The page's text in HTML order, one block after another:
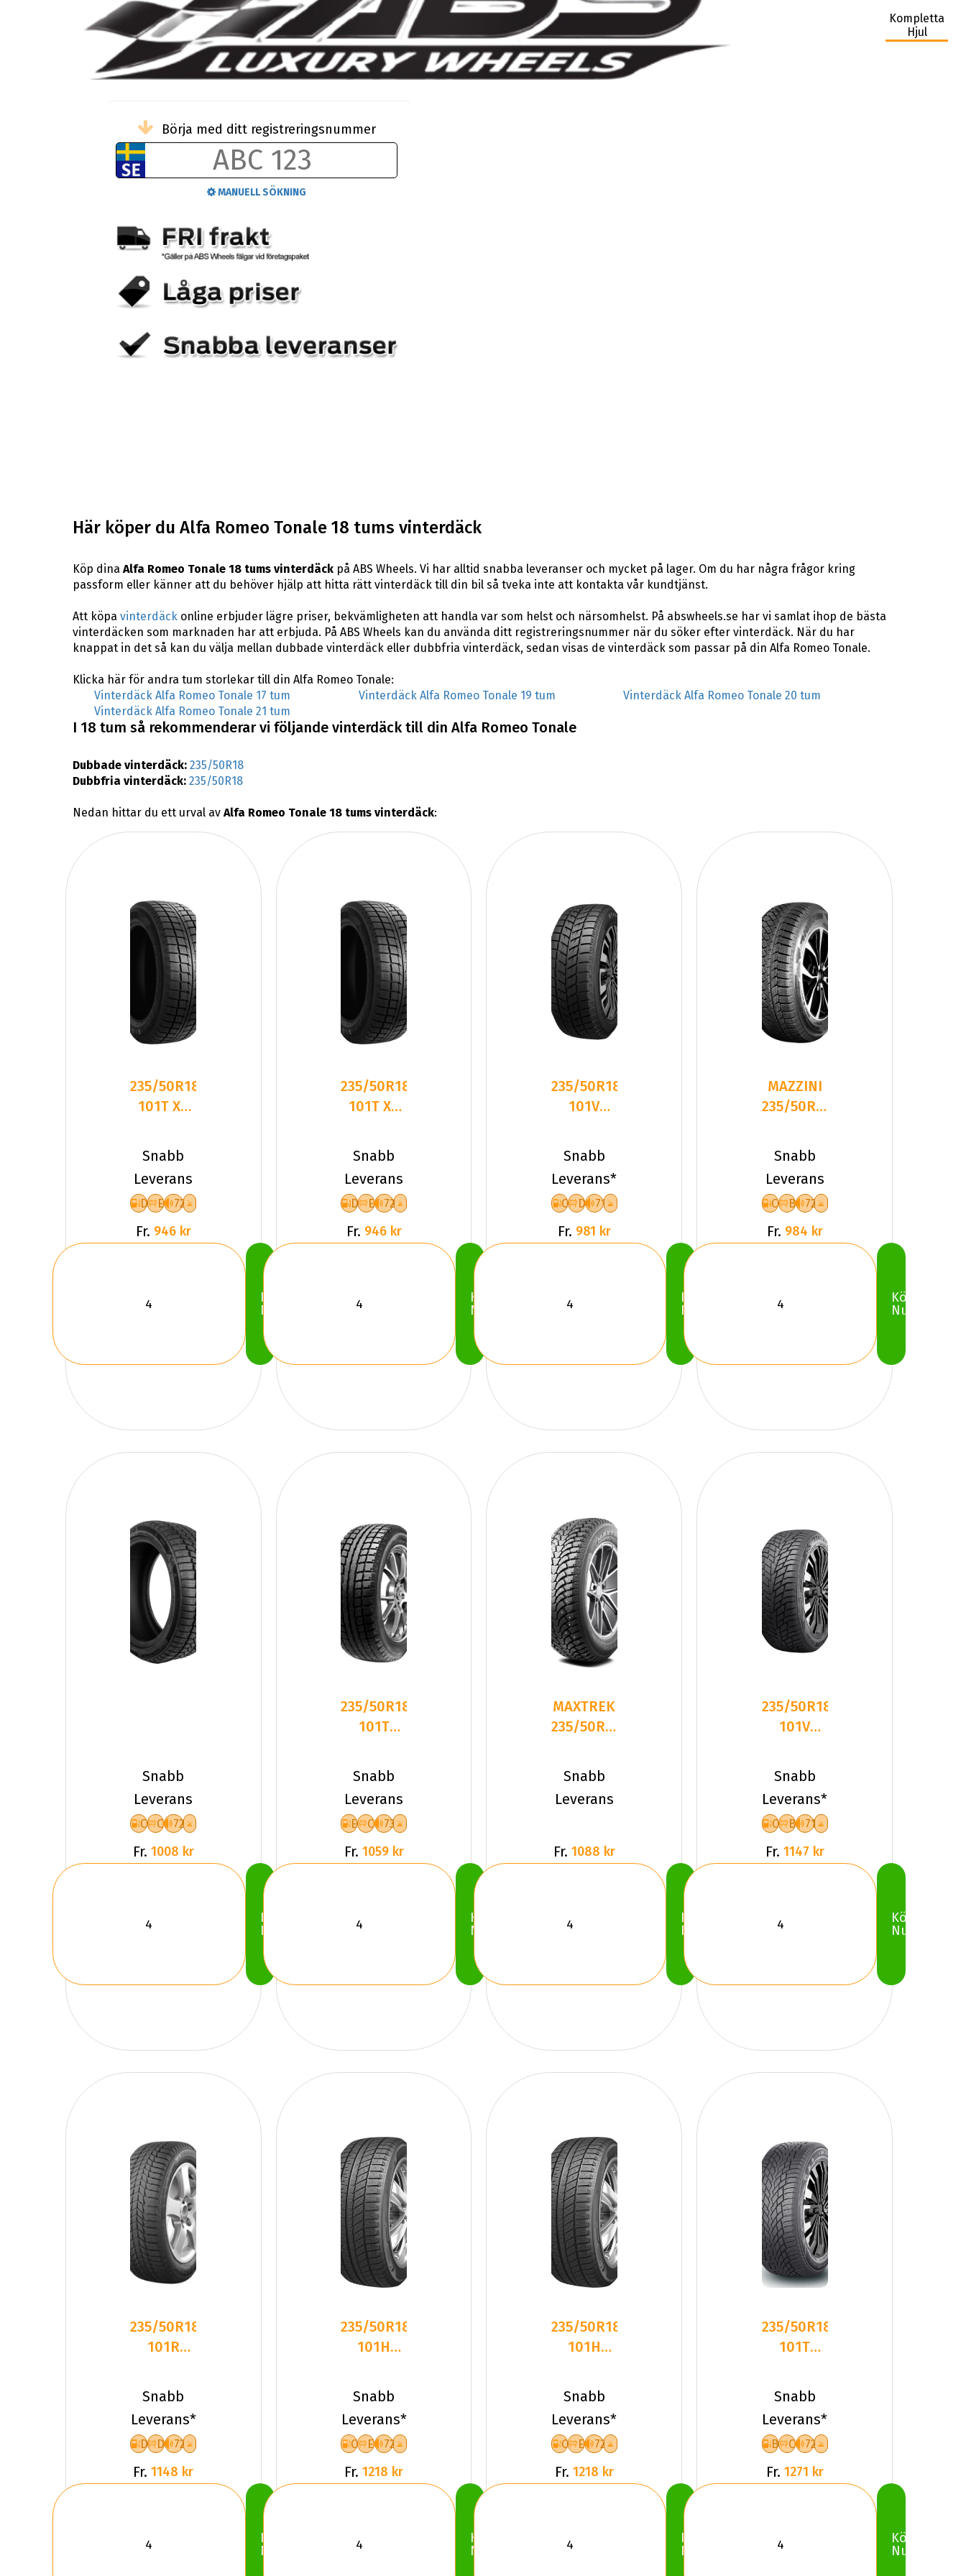
Kompletta
Hjul
Börja med ditt registreringsnummer
MANUELL SÖKNING
Här köper du Alfa Romeo Tonale 18 tums vinterdäck
Köp dina Alfa Romeo Tonale 18 tums vinterdäckpå ABS Wheels. Vi har alltid snabba leveranser och mycket på lager. Om du har några frågor kring
passform eller känner att du behöver hjälp att hitta rätt vinterdäck till din bil så tveka inte att kontakta vår kundtjänst.
Att köpa vinterdäckonline erbjuder lägre priser, bekvämligheten att handla var som helst och närsomhelst. På abswheels.se har vi samlat ihop de bästa
vinterdäcken som marknaden har att erbjuda. På ABS Wheels kan du använda ditt registreringsnummer när du söker efter vinterdäck. När du har
knappat in det så kan du välja mellan dubbade vinterdäck eller dubbfria vinterdäck, sedan visas de vinterdäck som passar på din Alfa Romeo Tonale.
Klicka här för andra tum storlekar till din Alfa Romeo Tonale:
Vinterdäck Alfa Romeo Tonale 17 tum
Vinterdäck Alfa Romeo Tonale 19 tum
Vinterdäck Alfa Romeo Tonale 20 tum
Vinterdäck Alfa Romeo Tonale 21 tum
I 18 tum så rekommenderar vi följande vinterdäck till din Alfa Romeo Tonale
Dubbade vinterdäck: 235/50R18
Dubbfria vinterdäck: 235/50R18
Nedan hittar du ett urval av Alfa Romeo Tonale 18 tums vinterdäck:
235/50R18
101T XL
GOODRIDE
SW618
DEB
Snabb
Leverans
D E 72
Fr. 946 kr
Köp
Nu
235/50R18
101T XL
GOODRIDE
SW618
DEB
Snabb
Leverans
D E 72
Fr. 946 kr
Köp
Nu
235/50R18
101V
SNOW-H
MWH01
XL F
Snabb
Leverans*
C D 71
Fr. 981 kr
Köp
Nu
MAZZINI
235/50R18
SNOW
LEOPARD
2
Snabb
Leverans
C B 72
Fr. 984 kr
Köp
Nu
Snabb
Leverans
C C 72
Fr. 1008 kr
Köp
Nu
235/50R18
101T
Trek M7
MFS
Friktion
Snabb
Leverans
E C 73
Fr. 1059 kr
Köp
Nu
MAXTREK
235/50R18
TREK
M900 ICE
X
Snabb
Leverans
Fr. 1088 kr
Köp
Nu
235/50R18
101V
BLAZER
ALPINE
Snabb
Leverans*
C B 71
Fr. 1147 kr
Köp
Nu
235/50R18
101R
PL01 XL
Friktion
2024
Snabb
Leverans*
D D 72
Fr. 1148 kr
Köp
Nu
235/50R18
101H
BLAZER
Arctic
Snabb
Leverans*
C E 72
Fr. 1218 kr
Köp
Nu
235/50R18
101H
BLAZER
Arctic
Snabb
Leverans*
C E 72
Fr. 1218 kr
Köp
Nu
235/50R18
101T
BLAZER
ARCTIC
Snabb
Leverans*
B C 72
Fr. 1271 kr
Köp
Nu